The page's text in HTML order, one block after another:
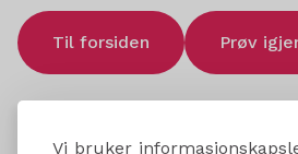
Vi bruker
Til forsiden Prøv